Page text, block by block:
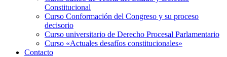
Constitucional
Curso Conformación del Congreso y su proceso
decisorio
Curso universitario de Derecho Procesal Parlamentario
Curso «Actuales desafíos constitucionales»
Contacto